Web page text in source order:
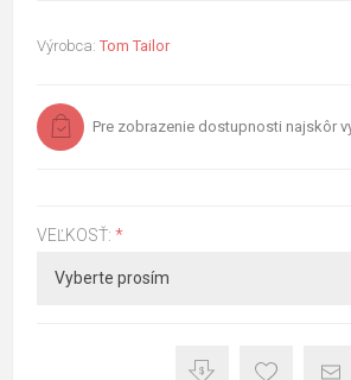
Výrobca: Tom Tailor
Pre zobrazenie dostupnosti najskôr
VEĽKOSŤ: *